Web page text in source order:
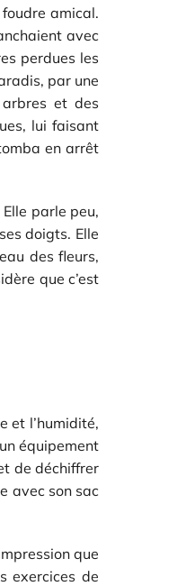
amical.
avec
perdues les
par une
et des
lui faisant
en arrêt
parle peu,
doigts. Elle
des fleurs,
que c’est
et l’humidité,
équipement
de déchiffrer
avec son sac
que
exercices de